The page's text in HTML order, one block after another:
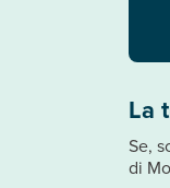
La
Se,
di